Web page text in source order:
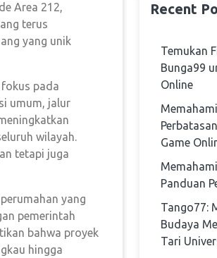
Area 212,
terus
yang unik
pada
umum, jalur
wilayah.
tetapi juga
yang
pemerintah
bahwa proyek
hingga
Recent
Temukan
Bunga99
Online
Game
Panduan
Tango77:
Budaya
Tari